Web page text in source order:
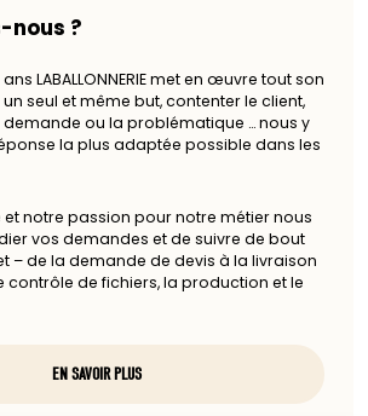
nous ?
LABALLONNERIE met en œuvre tout son
seul et même but, contenter le client,
ou la problématique … nous y
la plus adaptée possible dans les
et notre passion pour notre métier nous
vos demandes et de suivre de bout
– de la demande de devis à la livraison
contrôle de fichiers, la production et le
EN SAVOIR PLUS